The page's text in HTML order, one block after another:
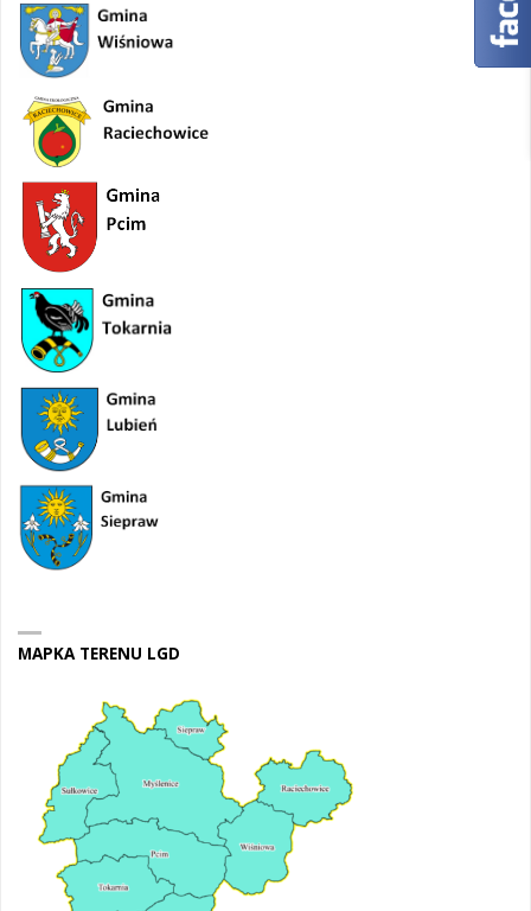
MAPKA TERENU LGD